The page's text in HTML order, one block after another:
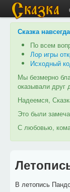
Сказка
По всем
Лор игры
Исходный
Мы безмерно
оказывали друг
Надеемся,
Это были
С любовью,
В летопись